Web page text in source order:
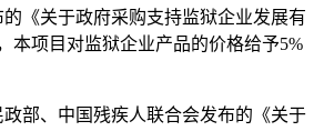
《关于政府采购支持监狱企业发展有
本项目对监狱企业产品的价格给予5%
部、中国残疾人联合会发布的《关于